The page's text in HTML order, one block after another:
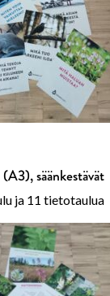
säänkestävät
ja 11 tietotaulua